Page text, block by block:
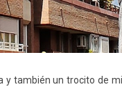
también un trocito de